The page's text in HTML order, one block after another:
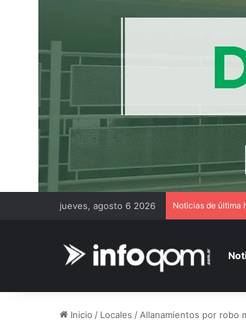
jueves, agosto 6 2026 Noticias de última
Inicio / Locales / Allanamientos por robo